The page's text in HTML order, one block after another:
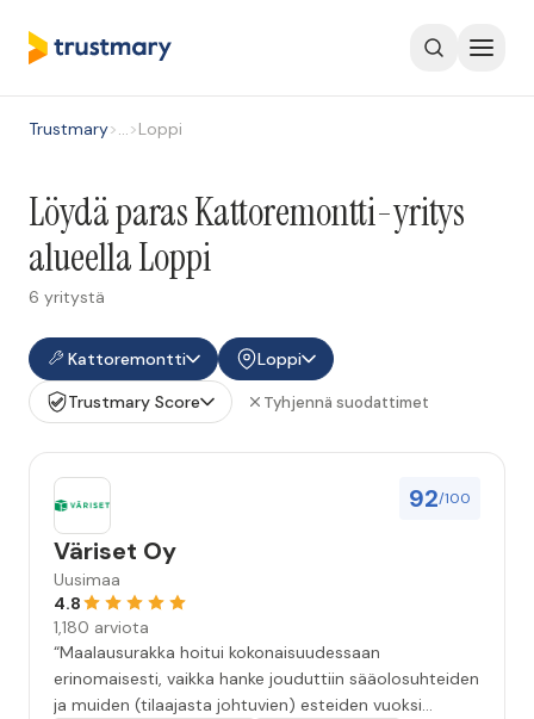
Trustmary>…>Loppi
Löydä paras Kattoremontti-yritys
alueella Loppi
6 yritystä
Kattoremontti
Loppi
Trustmary Score
Tyhjennä suodattimet
92/100
Väriset Oy
Uusimaa
4.8
1,180 arviota
“Maalausurakka hoitui kokonaisuudessaan
erinomaisesti, vaikka hanke jouduttiin sääolosuhteiden
ja muiden (tilaajasta johtuvien) esteiden vuoksi